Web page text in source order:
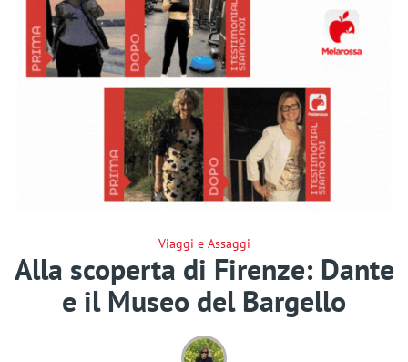
Viaggi e Assaggi
Alla scoperta di Firenze: Dante
e il Museo del Bargello